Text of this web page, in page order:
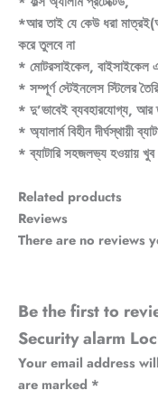
*আর তাই যে কেউ ধরা
করে তুলবে না
* মোটরসাইকেল, বাইসাইকেল
* সম্পূর্ণ স্টেইনলেস স্টিলের
* দু’ভাবেই ব্যবহারযোগ্য, আর
* অ্যালার্ম বিহীন দীর্ঘস্থায়ী
* ব্যাটারি সহজলভ্য হওয়ায়
Related products
Reviews
There are no reviews
Be the first to
Security alarm
Your email address
are marked *